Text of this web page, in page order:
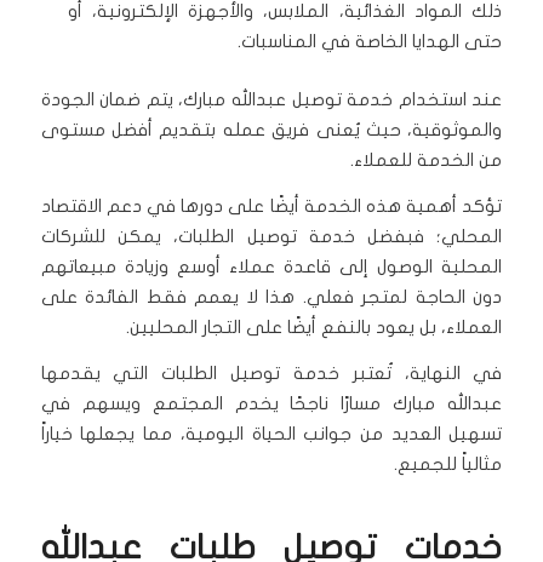
ذلك المواد الغذائية، الملابس، والأجهزة الإلكترونية، أو
حتى الهدايا الخاصة في المناسبات.
عند استخدام خدمة توصيل عبدالله مبارك، يتم ضمان الجودة
والموثوقية، حيث يُعنى فريق عمله بتقديم أفضل مستوى
من الخدمة للعملاء.
تؤكد أهمية هذه الخدمة أيضًا على دورها في دعم الاقتصاد
المحلي؛ فبفضل خدمة توصيل الطلبات، يمكن للشركات
المحلية الوصول إلى قاعدة عملاء أوسع وزيادة مبيعاتهم
دون الحاجة لمتجر فعلي. هذا لا يعمم فقط الفائدة على
العملاء، بل يعود بالنفع أيضًا على التجار المحليين.
في النهاية، تُعتبر خدمة توصيل الطلبات التي يقدمها
عبدالله مبارك مسارًا ناجحًا يخدم المجتمع ويسهم في
تسهيل العديد من جوانب الحياة اليومية، مما يجعلها خياراً
مثالياً للجميع.
خدمات توصيل طلبات عبدالله